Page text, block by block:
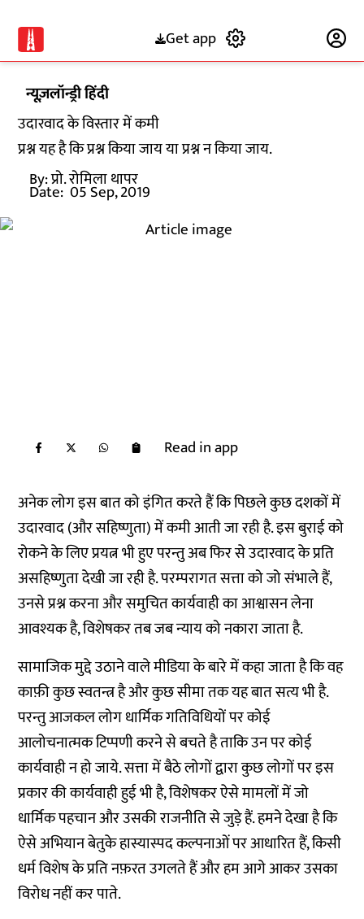
Get app
न्यूज़लॉन्ड्री हिंदी
उदारवाद के विस्तार में कमी
प्रश्न यह है कि प्रश्न किया जाय या प्रश्न न किया जाय.
By:प्रो. रोमिला थापर
Date: 05 Sep, 2019
Read in app
अनेक लोग इस बात को इंगित करते हैं कि पिछले कुछ दशकों में
उदारवाद (और सहिष्णुता) में कमी आती जा रही है. इस बुराई को
रोकने के लिए प्रयत्न भी हुए परन्तु अब फिर से उदारवाद के प्रति
असहिष्णुता देखी जा रही है. परम्परागत सत्ता को जो संभाले हैं,
उनसे प्रश्न करना और समुचित कार्यवाही का आश्वासन लेना
आवश्यक है, विशेषकर तब जब न्याय को नकारा जाता है.
सामाजिक मुद्दे उठाने वाले मीडिया के बारे में कहा जाता है कि वह
काफ़ी कुछ स्वतन्त्र है और कुछ सीमा तक यह बात सत्य भी है.
परन्तु आजकल लोग धार्मिक गतिविधियों पर कोई
आलोचनात्मक टिप्पणी करने से बचते है ताकि उन पर कोई
कार्यवाही न हो जाये. सत्ता में बैठे लोगों द्वारा कुछ लोगों पर इस
प्रकार की कार्यवाही हुई भी है, विशेषकर ऐसे मामलों में जो
धार्मिक पहचान और उसकी राजनीति से जुड़े हैं. हमने देखा है कि
ऐसे अभियान बेतुके हास्यास्पद कल्पनाओं पर आधारित हैं, किसी
धर्म विशेष के प्रति नफ़रत उगलते हैं और हम आगे आकर उसका
विरोध नहीं कर पाते.